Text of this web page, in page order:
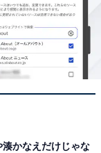
湊かなえだけじゃな